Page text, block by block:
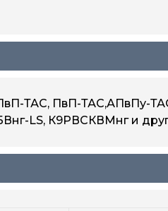
ТАС, ПвП-ТАС,АПвПу-
LS, К9РВСКВМнг и